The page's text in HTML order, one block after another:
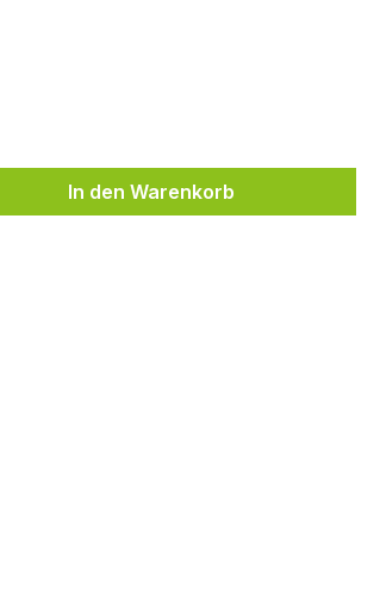
den gewünschten Wert
In den Warenkorb